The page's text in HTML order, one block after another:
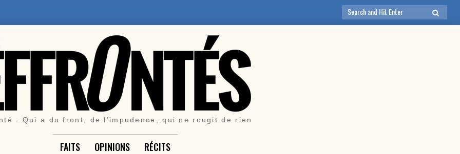
Search
for:
SEARCH
: Qui a du front, de l’impudence, qui ne rougit de rien
FAITS OPINIONS RÉCITS